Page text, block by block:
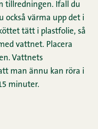
tillredningen. Ifall du
värma upp det i
tätt i plastfolie, så
vattnet. Placera
Vattnets
man ännu kan röra i
minuter.